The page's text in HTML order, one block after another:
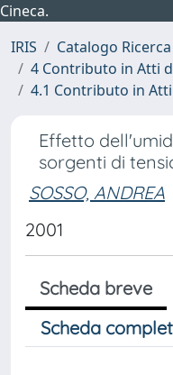
Cineca.
IRIS
Catalogo Ricerca
4 Contributo in Atti
4.1 Contributo in
Effetto
sorgenti di
SOSSO, ANDREA
2001
Scheda breve
Scheda